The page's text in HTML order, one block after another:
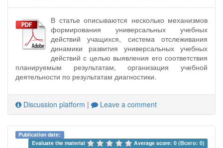
В статье описываются несколько механизмов
формирования универсальных учебных
действий учащихся, система отслеживания
динамики развития универсальных учебных
действий с целью выявления его соответствия
планируемым результатам, организация учебной
деятельности по результатам диагностики.
Discussion platform | Leave a comment
Publication date:
Evaluate the material
Average score: 0 (Всего: 0)